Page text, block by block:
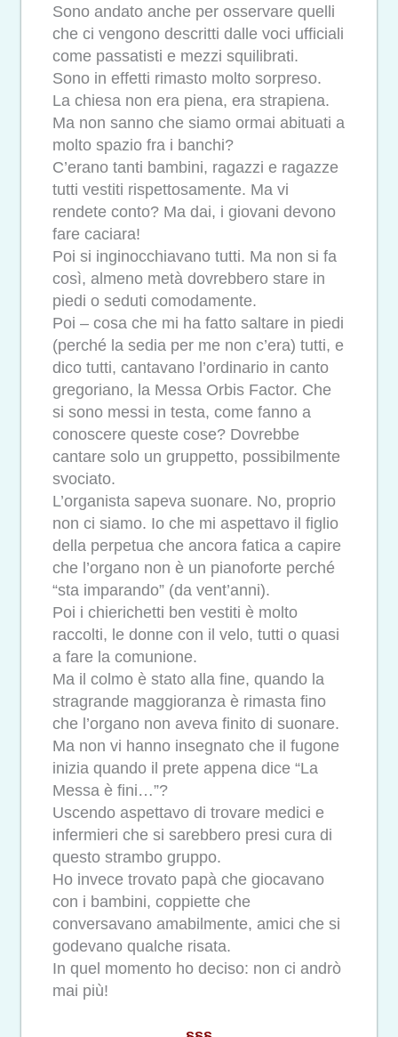
Sono andato anche per osservare quelli
che ci vengono descritti dalle voci ufficiali
come passatisti e mezzi squilibrati.
Sono in effetti rimasto molto sorpreso.
La chiesa non era piena, era strapiena.
Ma non sanno che siamo ormai abituati a
molto spazio fra i banchi?
C’erano tanti bambini, ragazzi e ragazze
tutti vestiti rispettosamente. Ma vi
rendete conto? Ma dai, i giovani devono
fare caciara!
Poi si inginocchiavano tutti. Ma non si fa
così, almeno metà dovrebbero stare in
piedi o seduti comodamente.
Poi – cosa che mi ha fatto saltare in piedi
(perché la sedia per me non c’era) tutti, e
dico tutti, cantavano l’ordinario in canto
gregoriano, la Messa Orbis Factor. Che
si sono messi in testa, come fanno a
conoscere queste cose? Dovrebbe
cantare solo un gruppetto, possibilmente
svociato.
L’organista sapeva suonare. No, proprio
non ci siamo. Io che mi aspettavo il figlio
della perpetua che ancora fatica a capire
che l’organo non è un pianoforte perché
“sta imparando” (da vent’anni).
Poi i chierichetti ben vestiti è molto
raccolti, le donne con il velo, tutti o quasi
a fare la comunione.
Ma il colmo è stato alla fine, quando la
stragrande maggioranza è rimasta fino
che l’organo non aveva finito di suonare.
Ma non vi hanno insegnato che il fugone
inizia quando il prete appena dice “La
Messa è fini…”?
Uscendo aspettavo di trovare medici e
infermieri che si sarebbero presi cura di
questo strambo gruppo.
Ho invece trovato papà che giocavano
con i bambini, coppiette che
conversavano amabilmente, amici che si
godevano qualche risata.
In quel momento ho deciso: non ci andrò
mai più!